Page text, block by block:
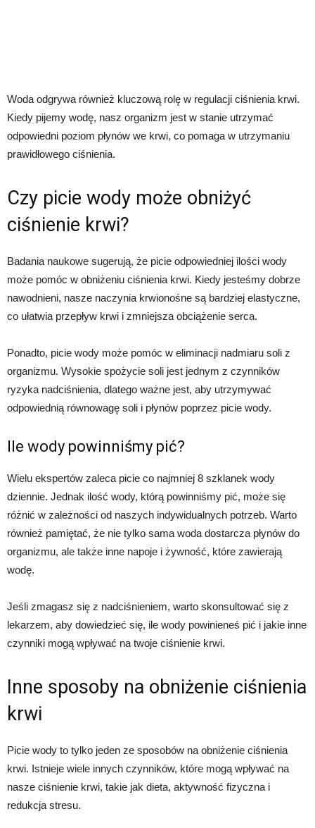
Woda odgrywa również kluczową rolę w regulacji ciśnienia krwi.
Kiedy pijemy wodę, nasz organizm jest w stanie utrzymać
odpowiedni poziom płynów we krwi, co pomaga w utrzymaniu
prawidłowego ciśnienia.
Czy picie wody może obniżyć
ciśnienie krwi?
Badania naukowe sugerują, że picie odpowiedniej ilości wody
może pomóc w obniżeniu ciśnienia krwi. Kiedy jesteśmy dobrze
nawodnieni, nasze naczynia krwionośne są bardziej elastyczne,
co ułatwia przepływ krwi i zmniejsza obciążenie serca.
Ponadto, picie wody może pomóc w eliminacji nadmiaru soli z
organizmu. Wysokie spożycie soli jest jednym z czynników
ryzyka nadciśnienia, dlatego ważne jest, aby utrzymywać
odpowiednią równowagę soli i płynów poprzez picie wody.
Ile wody powinniśmy pić?
Wielu ekspertów zaleca picie co najmniej 8 szklanek wody
dziennie. Jednak ilość wody, którą powinniśmy pić, może się
różnić w zależności od naszych indywidualnych potrzeb. Warto
również pamiętać, że nie tylko sama woda dostarcza płynów do
organizmu, ale także inne napoje i żywność, które zawierają
wodę.
Jeśli zmagasz się z nadciśnieniem, warto skonsultować się z
lekarzem, aby dowiedzieć się, ile wody powinieneś pić i jakie inne
czynniki mogą wpływać na twoje ciśnienie krwi.
Inne sposoby na obniżenie ciśnienia
krwi
Picie wody to tylko jeden ze sposobów na obniżenie ciśnienia
krwi. Istnieje wiele innych czynników, które mogą wpływać na
nasze ciśnienie krwi, takie jak dieta, aktywność fizyczna i
redukcja stresu.